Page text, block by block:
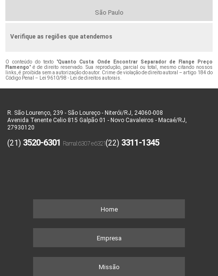
São Paulo
Verifique as regiões que atendemos
O conteúdo do texto "Quanto Custa Onde Encontrar Separador de Flange Preço
Flamengo" é de direito reservado. Sua reprodução, parcial ou total, mesmo citando nossos
links, é proibida sem a autorização do autor. Crime de violação de direito autoral – artigo 184 do
Código Penal – Lei 9610/98 - Lei de direitos autorais.
R. São Lourenço, 239 - São Loureço - Niterói/RJ, 24060-008
Avenida Tenente Celio 815 Galpão 01 - Novo Cavaleiros - Macaé/RJ,
27930120
(21) 3520-6301 (22) 3311-1345
Home
Empresa
Missão